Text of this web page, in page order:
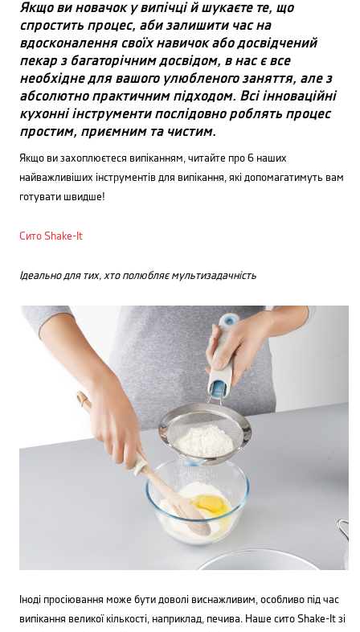
Якщо ви новачок у випічці й шукаєте те, що
спростить процес, аби залишити час на
вдосконалення своїх навичок або досвідчений
пекар з багаторічним досвідом, в нас є все
необхідне для вашого улюбленого заняття, але з
абсолютно практичним підходом. Всі інноваційні
кухонні інструменти послідовно роблять процес
простим, приємним та чистим.
Якщо ви захоплюєтеся випіканням, читайте про 6 наших
найважливіших інструментів для випікання, які допомагатимуть вам
готувати швидше!
Сито Shake-It
Ідеально для тих, хто полюбляє мультизадачність
Іноді просіювання може бути доволі виснажливим, особливо під час
випікання великої кількості, наприклад, печива. Наше сито Shake-It зі